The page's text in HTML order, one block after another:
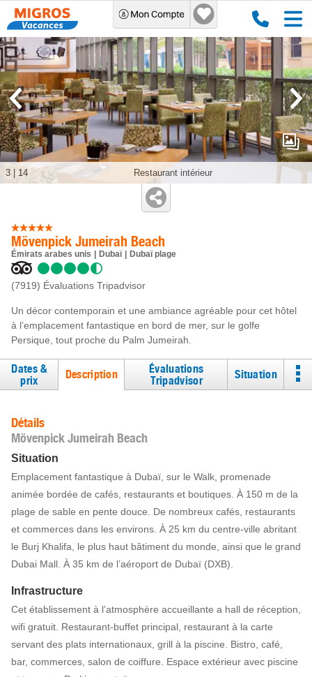
Mövenpick Jumeirah Beach
Émirats arabes unis Dubaï Dubaï plage
(7919) Évaluations Tripadvisor
Un décor contemporain et une ambiance agréable pour cet hôtel
à l’emplacement fantastique en bord de mer, sur le golfe
Persique, tout proche du Palm Jumeirah.
Restaurant intérieur
3 14
Dates &
prix
Description
Évaluations
Tripadvisor
Situation
Détails
Mövenpick Jumeirah Beach
Situation
Emplacement fantastique à Dubaï, sur le Walk, promenade
animée bordée de cafés, restaurants et boutiques. À 150 m de la
plage de sable en pente douce. De nombreux cafés, restaurants
et commerces dans les environs. À 25 km du centre-ville abritant
le Burj Khalifa, le plus haut bâtiment du monde, ainsi que le grand
Dubai Mall. À 35 km de l’aéroport de Dubaï (DXB).
Infrastructure
Cet établissement à l’atmosphère accueillante a hall de réception,
wifi gratuit. Restaurant-buffet principal, restaurant à la carte
servant des plats internationaux, grill à la piscine. Bistro, café,
bar, commerces, salon de coiffure. Espace extérieur avec piscine